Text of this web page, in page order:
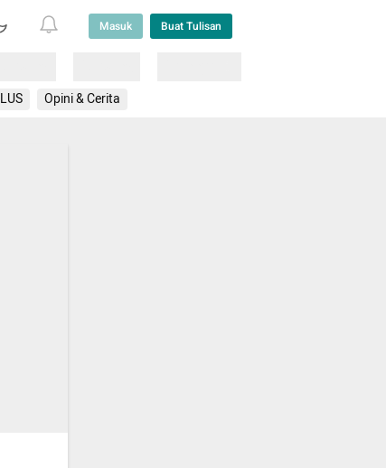
Masuk Buat Tulisan
Opini & Cerita